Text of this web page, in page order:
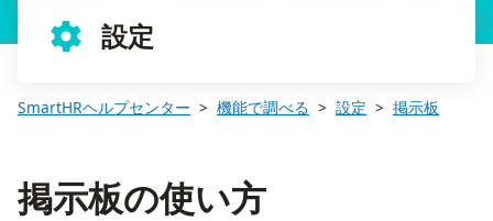
設定
SmartHRヘルプセンター 機能で調べる 設定 掲示板
掲示板の使い方